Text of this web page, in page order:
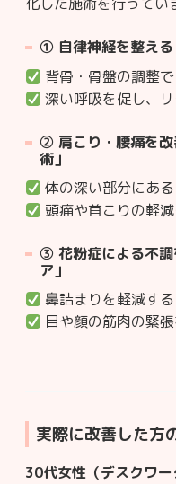
① 自律神経を整える
背骨・骨盤の調整
深い呼吸を促し、
② 肩こり・腰痛を
術」
体の深い部分にあ
頭痛や首こりの軽
③ 花粉症による不
ア」
鼻詰まりを軽減す
目や顔の筋肉の緊
実際に改善した方
30代女性（デスクワー